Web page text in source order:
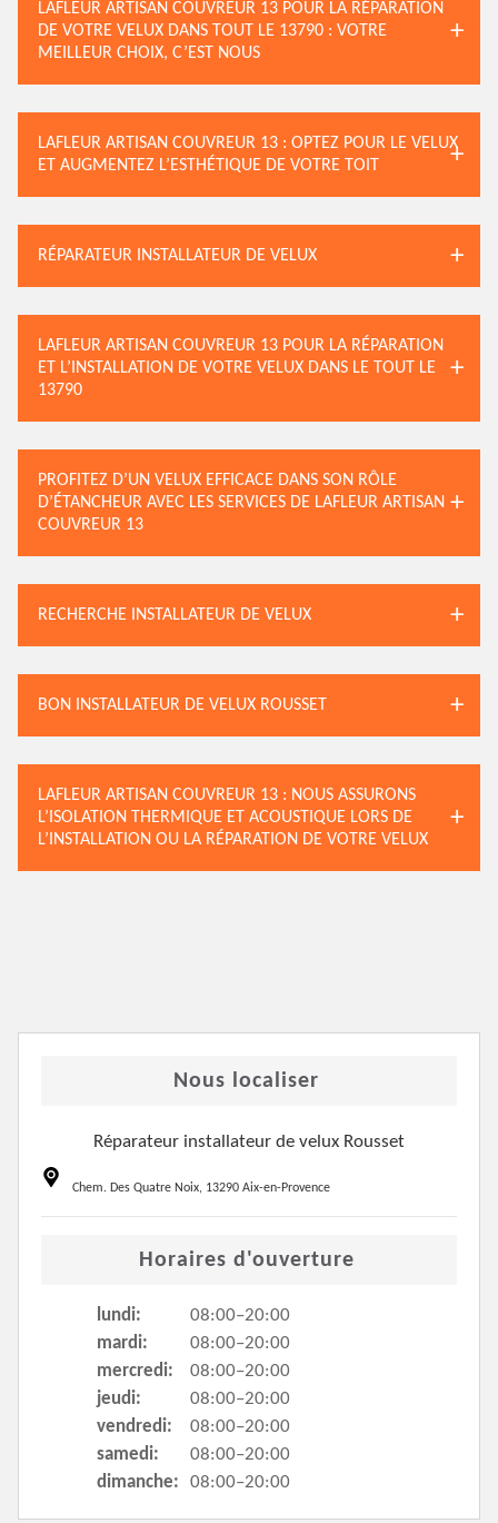
LAFLEUR ARTISAN COUVREUR 13 POUR LA RÉPARATION
DE VOTRE VELUX DANS TOUT LE 13790 : VOTRE
MEILLEUR CHOIX, C’EST NOUS
LAFLEUR ARTISAN COUVREUR 13 : OPTEZ POUR LE VELUX
ET AUGMENTEZ L’ESTHÉTIQUE DE VOTRE TOIT
RÉPARATEUR INSTALLATEUR DE VELUX
LAFLEUR ARTISAN COUVREUR 13 POUR LA RÉPARATION
ET L’INSTALLATION DE VOTRE VELUX DANS LE TOUT LE
13790
PROFITEZ D’UN VELUX EFFICACE DANS SON RÔLE
D’ÉTANCHEUR AVEC LES SERVICES DE LAFLEUR ARTISAN
COUVREUR 13
RECHERCHE INSTALLATEUR DE VELUX
BON INSTALLATEUR DE VELUX ROUSSET
LAFLEUR ARTISAN COUVREUR 13 : NOUS ASSURONS
L’ISOLATION THERMIQUE ET ACOUSTIQUE LORS DE
L’INSTALLATION OU LA RÉPARATION DE VOTRE VELUX
Nous localiser
Réparateur installateur de velux Rousset
Chem. Des Quatre Noix, 13290 Aix-en-Provence
Horaires d'ouverture
lundi:
08:00–20:00
mardi:
08:00–20:00
mercredi:
08:00–20:00
jeudi:
08:00–20:00
vendredi:
08:00–20:00
samedi:
08:00–20:00
dimanche:
08:00–20:00